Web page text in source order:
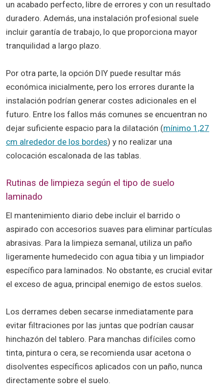
un acabado perfecto, libre de errores y con un resultado
duradero. Además, una instalación profesional suele
incluir garantía de trabajo, lo que proporciona mayor
tranquilidad a largo plazo.
Por otra parte, la opción DIY puede resultar más
económica inicialmente, pero los errores durante la
instalación podrían generar costes adicionales en el
futuro. Entre los fallos más comunes se encuentran no
dejar suficiente espacio para la dilatación (mínimo 1,27
cm alrededor de los bordes) y no realizar una
colocación escalonada de las tablas.
Rutinas de limpieza según el tipo de suelo
laminado
El mantenimiento diario debe incluir el barrido o
aspirado con accesorios suaves para eliminar partículas
abrasivas. Para la limpieza semanal, utiliza un paño
ligeramente humedecido con agua tibia y un limpiador
específico para laminados. No obstante, es crucial evitar
el exceso de agua, principal enemigo de estos suelos.
Los derrames deben secarse inmediatamente para
evitar filtraciones por las juntas que podrían causar
hinchazón del tablero. Para manchas difíciles como
tinta, pintura o cera, se recomienda usar acetona o
disolventes específicos aplicados con un paño, nunca
directamente sobre el suelo.